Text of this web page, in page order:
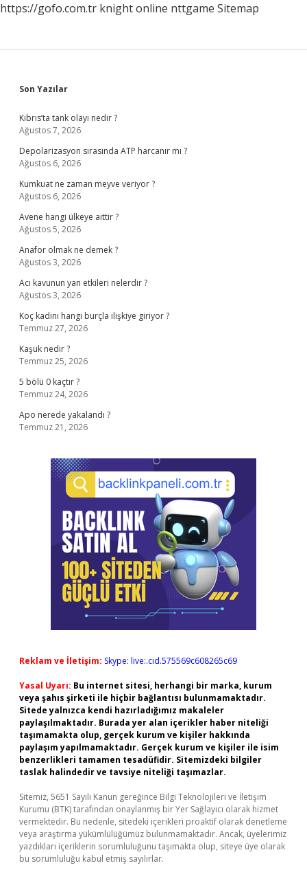
https://gofo.com.tr knight online nttgame Sitemap
Sidebar
Son Yazılar
Kıbrıs’ta tank olayı nedir ?
Ağustos 7, 2026
Depolarizasyon sırasında ATP harcanır mı ?
Ağustos 6, 2026
Kumkuat ne zaman meyve veriyor ?
Ağustos 6, 2026
Avene hangi ülkeye aittir ?
Ağustos 5, 2026
Anafor olmak ne demek ?
Ağustos 3, 2026
Acı kavunun yan etkileri nelerdir ?
Ağustos 3, 2026
Koç kadını hangi burçla ilişkiye giriyor ?
Temmuz 27, 2026
Kaşuk nedir ?
Temmuz 25, 2026
5 bölü 0 kaçtır ?
Temmuz 24, 2026
Apo nerede yakalandı ?
Temmuz 21, 2026
Reklam ve İletişim: Skype: live:.cid.575569c608265c69
Yasal Uyarı: Bu internet sitesi, herhangi bir marka, kurum
veya şahıs şirketi ile hiçbir bağlantısı bulunmamaktadır.
Sitede yalnızca kendi hazırladığımız makaleler
paylaşılmaktadır. Burada yer alan içerikler haber niteliği
taşımamakta olup, gerçek kurum ve kişiler hakkında
paylaşım yapılmamaktadır. Gerçek kurum ve kişiler ile isim
benzerlikleri tamamen tesadüfidir. Sitemizdeki bilgiler
taslak halindedir ve tavsiye niteliği taşımazlar.
Sitemiz, 5651 Sayılı Kanun gereğince Bilgi Teknolojileri ve İletişim
Kurumu (BTK) tarafından onaylanmış bir Yer Sağlayıcı olarak hizmet
vermektedir. Bu nedenle, sitedeki içerikleri proaktif olarak denetleme
veya araştırma yükümlülüğümüz bulunmamaktadır. Ancak, üyelerimiz
yazdıkları içeriklerin sorumluluğunu taşımakta olup, siteye üye olarak
bu sorumluluğu kabul etmiş sayılırlar.